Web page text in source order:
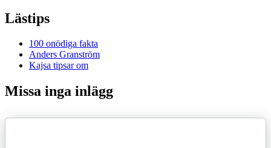
Lästips
100 onödiga fakta
Anders Granström
Kajsa tipsar om
Missa inga inlägg